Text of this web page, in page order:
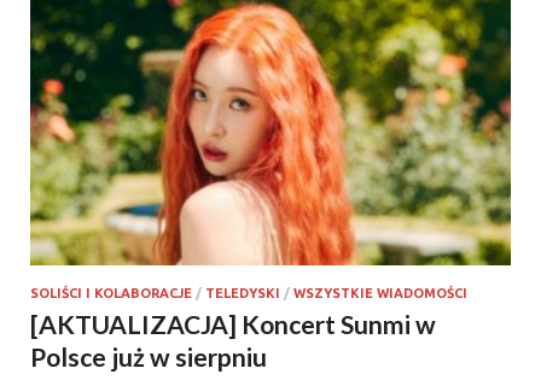
SOLIŚCI I KOLABORACJE / TELEDYSKI / WSZYSTKIE WIADOMOŚCI
[AKTUALIZACJA] Koncert Sunmi w
Polsce już w sierpniu